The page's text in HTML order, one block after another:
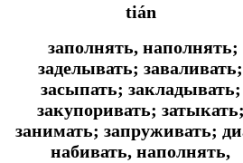
tián
заполнять, наполнять;
заделывать; заваливать;
засыпать; закладывать;
закупоривать; затыкать;
занимать; запруживать;
набивать, наполнять,